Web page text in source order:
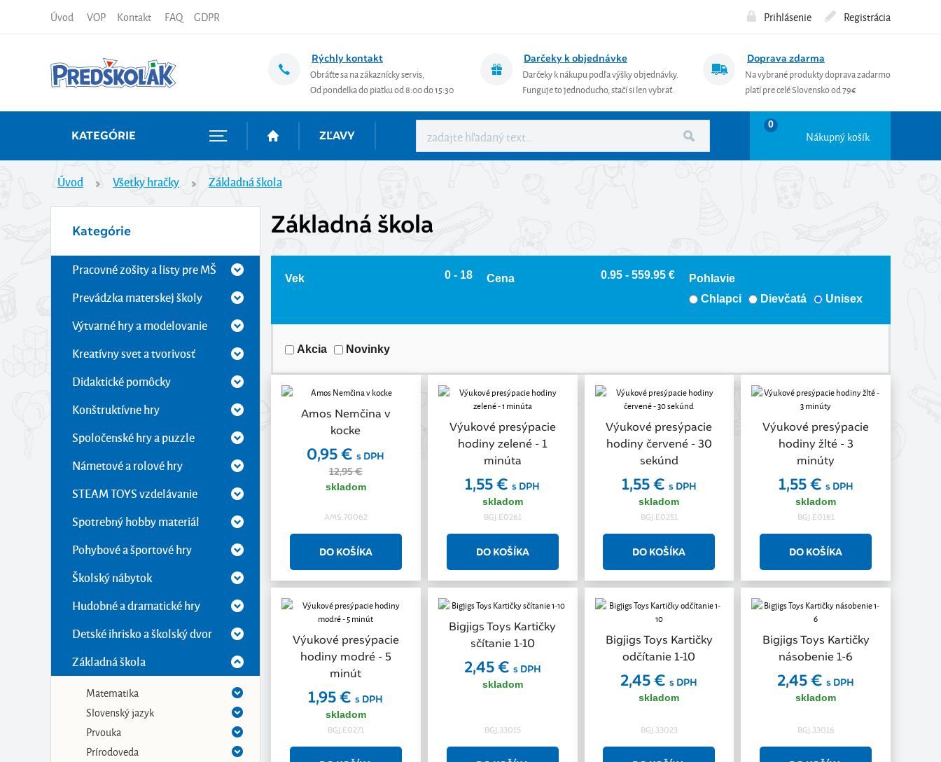
Úvod VOP Kontakt FAQ GDPR Prihlásenie Registrácia
Rýchly kontakt
Obráťte sa na zákaznícky servis,
Od pondelka do piatku od 8:00 do 15:30
Darčeky k objednávke
Darčeky k nákupu podľa výšky objednávky.
Funguje to jednoducho, stačí si len vybrať.
Doprava zdarma
Na vybrané produkty doprava zadarmo
platí pre celé Slovensko od 79€
KATEGÓRIE ZĽAVY
0
Nákupný košík
Úvod Všetky hračky Základná škola
Kategórie
Pracovné zošity a listy pre MŠ
Prevádzka materskej školy
Výtvarné hry a modelovanie
Kreatívny svet a tvorivosť
Didaktické pomôcky
Konštruktívne hry
Spoločenské hry a puzzle
Námetové a rolové hry
STEAM TOYS vzdelávanie
Spotrebný hobby materiál
Pohybové a športové hry
Školský nábytok
Hudobné a dramatické hry
Detské ihrisko a školský dvor
Základná škola
Matematika
Slovenský jazyk
Prvouka
Prírodoveda
Základná škola
Vek 0 - 18 Cena 0.95 - 559.95 €
Pohlavie
Chlapci
Dievčatá Unisex
Akcia Novinky
Amos Nemčina v
kocke
Akcia
0,95 €s DPH
12,95 €
skladom
AMS.70062
Výukové presýpacie
hodiny zelené - 1
minúta
1,55 €s DPH
skladom
BGJ.E0261
Výukové presýpacie
hodiny červené - 30
sekúnd
1,55 € s DPH
skladom
BGJ.E0251
Výukové presýpacie
hodiny žlté - 3
minúty
1,55 € s DPH
skladom
BGJ.E0161
Výukové presýpacie
hodiny modré - 5
minút
1,95 €s DPH
skladom
BGJ.E0271
Bigjigs Toys Kartičky
sčítanie 1-10
2,45 € s DPH
skladom
BGJ.33015
Bigjigs Toys Kartičky
odčítanie 1-10
2,45 €s DPH
skladom
BGJ.33023
Bigjigs Toys Kartičky
násobenie 1-6
2,45 €s DPH
skladom
BGJ.33016